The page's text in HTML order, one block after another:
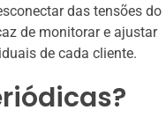
das tensões do
de monitorar e ajustar
de cada cliente.